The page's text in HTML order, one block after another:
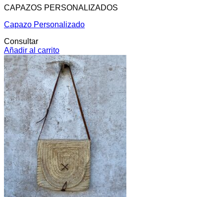
CAPAZOS PERSONALIZADOS
Capazo Personalizado
Consultar
Añadir al carrito